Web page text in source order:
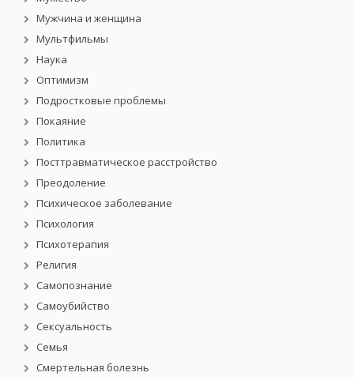
Мужчина и женщина
Мультфильмы
Наука
Оптимизм
Подростковые проблемы
Покаяние
Политика
Посттравматическое расстройство
Преодоление
Психическое заболевание
Психология
Психотерапия
Религия
Самопознание
Самоубийство
Сексуальность
Семья
Смертельная болезнь